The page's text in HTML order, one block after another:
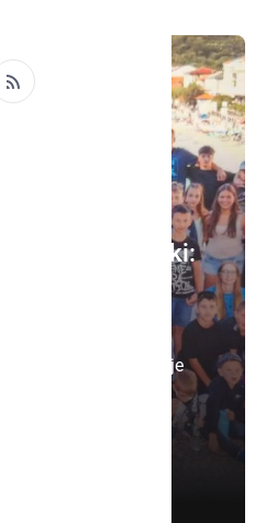
poletje v Baški:
zdravstveno letovanje